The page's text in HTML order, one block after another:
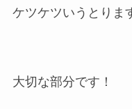
ケツケツいうとりま
大切な部分です！